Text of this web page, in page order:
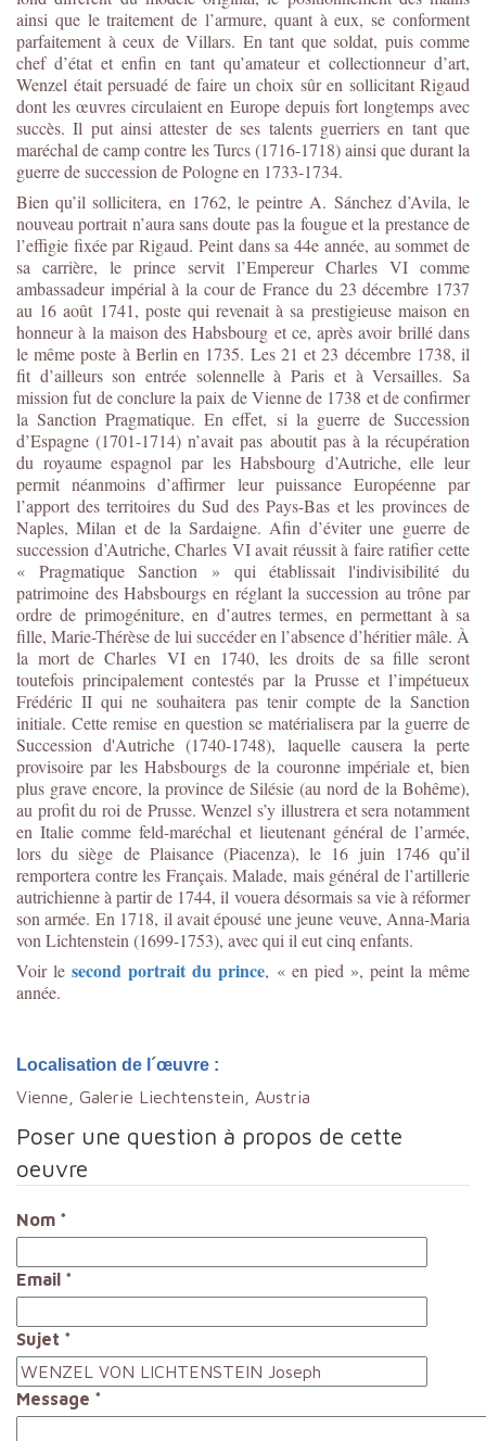
ainsi que le traitement de l’armure, quant à eux, se conforment
parfaitement à ceux de Villars. En tant que soldat, puis comme
chef d’état et enfin en tant qu’amateur et collectionneur d’art,
Wenzel était persuadé de faire un choix sûr en sollicitant Rigaud
dont les œuvres circulaient en Europe depuis fort longtemps avec
succès. Il put ainsi attester de ses talents guerriers en tant que
maréchal de camp contre les Turcs (1716-1718) ainsi que durant la
guerre de succession de Pologne en 1733-1734.
Bien qu’il sollicitera, en 1762, le peintre A. Sánchez d’Avila, le
nouveau portrait n’aura sans doute pas la fougue et la prestance de
l’effigie fixée par Rigaud. Peint dans sa 44e année, au sommet de
sa carrière, le prince servit l’Empereur Charles VI comme
ambassadeur impérial à la cour de France du 23 décembre 1737
au 16 août 1741, poste qui revenait à sa prestigieuse maison en
honneur à la maison des Habsbourg et ce, après avoir brillé dans
le même poste à Berlin en 1735. Les 21 et 23 décembre 1738, il
fit d’ailleurs son entrée solennelle à Paris et à Versailles. Sa
mission fut de conclure la paix de Vienne de 1738 et de confirmer
la Sanction Pragmatique. En effet, si la guerre de Succession
d’Espagne (1701-1714) n’avait pas aboutit pas à la récupération
du royaume espagnol par les Habsbourg d’Autriche, elle leur
permit néanmoins d’affirmer leur puissance Européenne par
l’apport des territoires du Sud des Pays-Bas et les provinces de
Naples, Milan et de la Sardaigne. Afin d’éviter une guerre de
succession d’Autriche, Charles VI avait réussit à faire ratifier cette
« Pragmatique Sanction » qui établissait l'indivisibilité du
patrimoine des Habsbourgs en réglant la succession au trône par
ordre de primogéniture, en d’autres termes, en permettant à sa
fille, Marie-Thérèse de lui succéder en l’absence d’héritier mâle. À
la mort de Charles VI en 1740, les droits de sa fille seront
toutefois principalement contestés par la Prusse et l’impétueux
Frédéric II qui ne souhaitera pas tenir compte de la Sanction
initiale. Cette remise en question se matérialisera par la guerre de
Succession d'Autriche (1740-1748), laquelle causera la perte
provisoire par les Habsbourgs de la couronne impériale et, bien
plus grave encore, la province de Silésie (au nord de la Bohême),
au profit du roi de Prusse. Wenzel s’y illustrera et sera notamment
en Italie comme feld-maréchal et lieutenant général de l’armée,
lors du siège de Plaisance (Piacenza), le 16 juin 1746 qu’il
remportera contre les Français. Malade, mais général de l’artillerie
autrichienne à partir de 1744, il vouera désormais sa vie à réformer
son armée. En 1718, il avait épousé une jeune veuve, Anna-Maria
von Lichtenstein (1699-1753), avec qui il eut cinq enfants.
Voir lesecond portrait du prince, « en pied », peint la même
année.
Localisation de l´œuvre :
Vienne, Galerie Liechtenstein, Austria
Poser une question à propos de cette
oeuvre
Nom *
Email *
Sujet *
Message *